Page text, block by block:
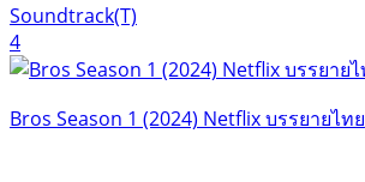
Soundtrack(T)
4
Bros Season 1 (2024) Netflix บรรยายไทย